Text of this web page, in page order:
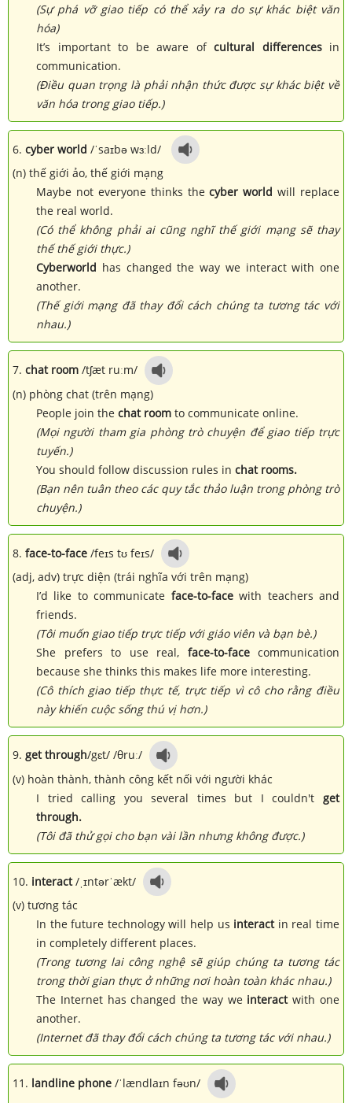
(Sự phá vỡ giao tiếp có thể xảy ra do sự khác biệt văn
hóa)
It’s important to be aware of cultural differencesin
communication.
(Điều quan trọng là phải nhận thức được sự khác biệt về
văn hóa trong giao tiếp.)
6. cyber world /ˈsaɪbə wɜːld/
(n) thế giới ảo, thế giới mạng
Maybe not everyone thinks thecyber world will replace
the real world.
(Có thể không phải ai cũng nghĩ thế giới mạng sẽ thay
thế thế giới thực.)
Cyberworld has changed the way we interact with one
another.
(Thế giới mạng đã thay đổi cách chúng ta tương tác với
nhau.)
7. chat room /tʃæt ruːm/
(n) phòng chat (trên mạng)
People join the chat room to communicate online.
(Mọi người tham gia phòng trò chuyện để giao tiếp trực
tuyến.)
You should follow discussion rules in chat rooms.
(Bạn nên tuân theo các quy tắc thảo luận trong phòng trò
chuyện.)
8. face-to-face /feɪs tʊ feɪs/
(adj, adv) trực diện (trái nghĩa với trên mạng)
I’d like to communicate face-to-facewith teachers and
friends.
(Tôi muốn giao tiếp trực tiếp với giáo viên và bạn bè.)
She prefers to use real, face-to-facecommunication
because she thinks this makes life more interesting.
(Cô thích giao tiếp thực tế, trực tiếp vì cô cho rằng điều
này khiến cuộc sống thú vị hơn.)
9. get through/gɛt/ /θruː/
(v) hoàn thành, thành công kết nối với người khác
I tried calling you several times but I couldn't get
through.
(Tôi đã thử gọi cho bạn vài lần nhưng không được.)
10. interact/ˌɪntərˈækt/
(v) tương tác
In the future technology will help us interactin real time
in completely different places.
(Trong tương lai công nghệ sẽ giúp chúng ta tương tác
trong thời gian thực ở những nơi hoàn toàn khác nhau.)
The Internet has changed the way we interactwith one
another.
(Internet đã thay đổi cách chúng ta tương tác với nhau.)
11. landline phone /ˈlændlaɪn fəʊn/